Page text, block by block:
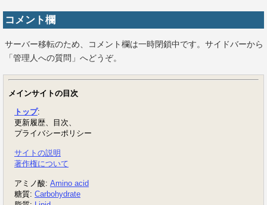
コメント欄
サーバー移転のため、コメント欄は一時閉鎖中です。サイドバーから
「管理人への質問」へどうぞ。